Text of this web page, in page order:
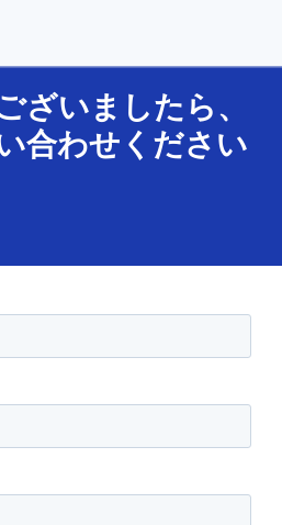
ざいましたら、
合わせ ください